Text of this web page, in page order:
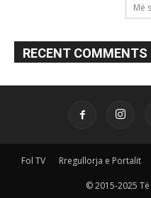
Më
RECENT COMMENTS
Fol TV Rregullorja e Portalit
© 2015-2025